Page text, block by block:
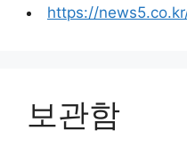
https://
보관함